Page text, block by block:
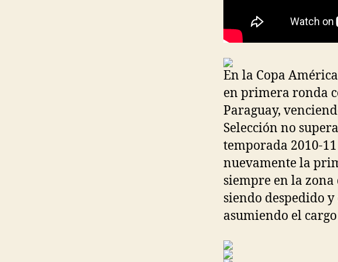
En la Copa
en primera ronda
Paraguay,
Selección no
temporada 2010-
nuevamente la
siempre en la zona
siendo despedido
asumiendo el